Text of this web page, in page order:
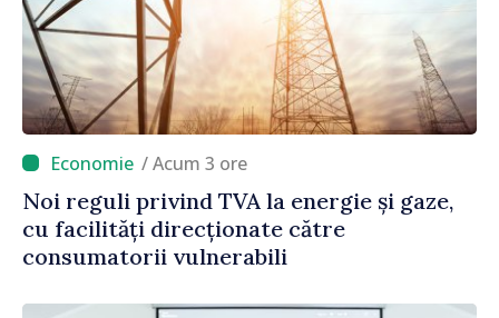
/ Acum 3 ore
Noi reguli privind TVA la energie și gaze,
cu facilități direcționate către
consumatorii vulnerabili